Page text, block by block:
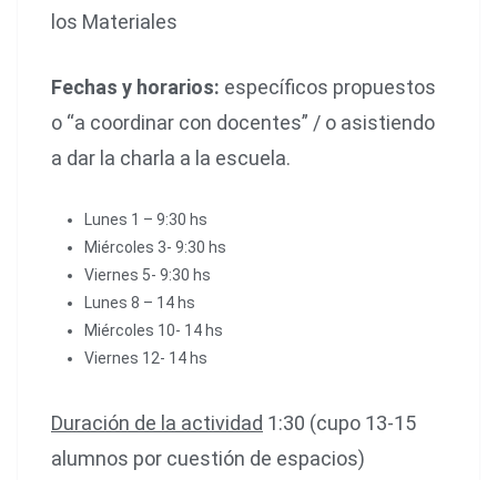
los Materiales
Fechas y horarios: específicos propuestos
o “a coordinar con docentes” / o asistiendo
a dar la charla a la escuela.
Lunes 1 – 9:30 hs
Miércoles 3- 9:30 hs
Viernes 5- 9:30 hs
Lunes 8 – 14 hs
Miércoles 10- 14 hs
Viernes 12- 14 hs
Duración de la actividad 1:30 (cupo 13-15
alumnos por cuestión de espacios)